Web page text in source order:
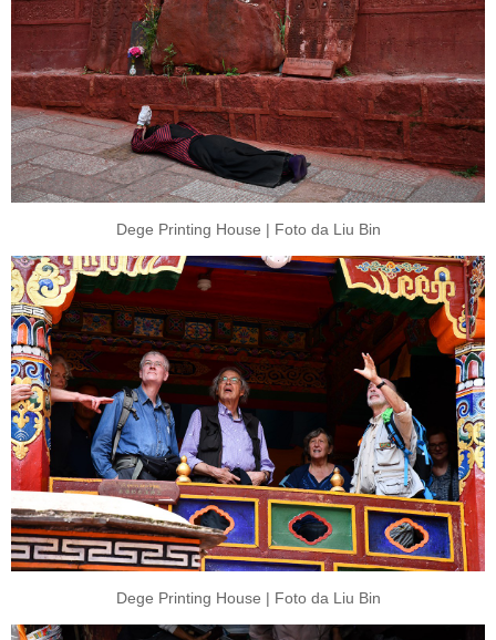
Dege Printing House | Foto da Liu Bin
Dege Printing House | Foto da Liu Bin